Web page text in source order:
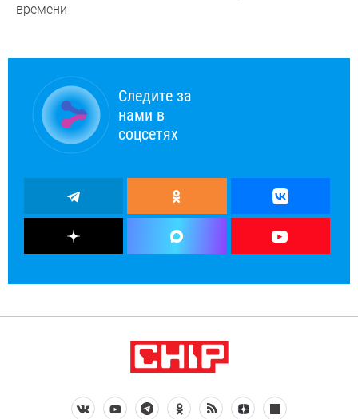
времени
Следите за
нами в
соцсетях